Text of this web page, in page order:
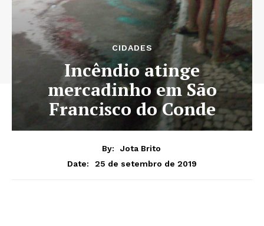
CIDADES
Incêndio atinge
mercadinho em São
Francisco do Conde
By:
Jota Brito
Date:
25 de setembro de 2019